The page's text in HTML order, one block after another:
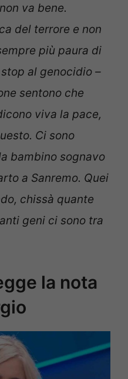
va bene.
del terrore e non
più paura di
al genocidio –
sentono che
viva la pace,
Ci sono
bambino sognavo
a Sanremo. Quei
chissà quante
geni ci sono tra
la nota